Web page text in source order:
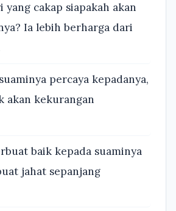
yang cakap siapakah akan
Ia lebih berharga dari
percaya kepadanya,
akan kekurangan
baik kepada suaminya
jahat sepanjang